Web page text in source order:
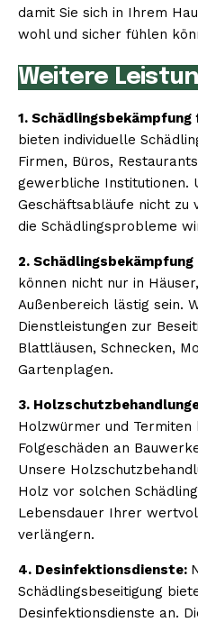
damit Sie sich in Ihrem
wohl und sicher fühlen
Weitere
1.
bieten individuelle
Firmen, Büros,
gewerbliche Institutionen.
Geschäftsabläufe nicht zu
die Schädlingsprobleme
2. Schädlingsbekämpfung
können nicht nur in
Außenbereich lästig sein.
Dienstleistungen zur
Blattläusen, Schnecken,
Gartenplagen.
3.
Holzwürmer und Termiten
Folgeschäden an
Unsere
Holz vor solchen
Lebensdauer Ihrer
verlängern.
4. Desinfektionsdienste:
Schädlingsbeseitigung
Desinfektionsdienste an.